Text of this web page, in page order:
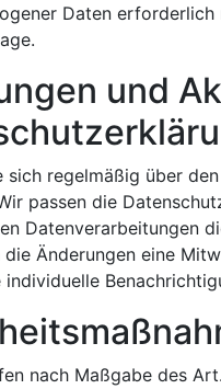
Daten
und
sich regelmäßig über
passen die
Datenverarbeitungen
Änderungen eine
individuelle
nach Maßgabe des